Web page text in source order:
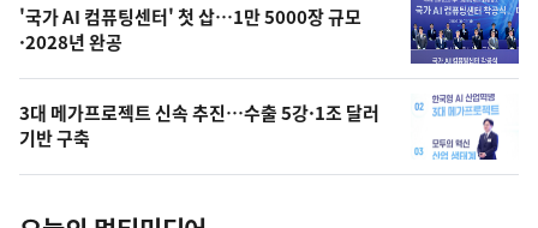
오
의
사
진
'국가 AI 컴퓨팅센터' 첫 삽…1만 5000장 규모
·2028년 완공
3대 메가프로젝트 신속 추진…수출 5강·1조 달러
기반 구축